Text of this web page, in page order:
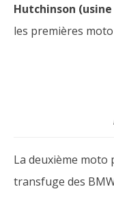
Hutchinson
les premières
La deuxième moto
transfuge des